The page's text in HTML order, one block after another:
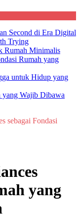
Second di Era Digital
Trying
Rumah Minimalis
Rumah yang
untuk Hidup yang
yang Wajib Dibawa
sebagai Fondasi
yang